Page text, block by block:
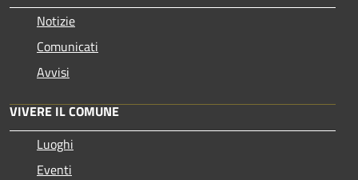
Notizie
Comunicati
Avvisi
VIVERE IL COMUNE
Luoghi
Eventi